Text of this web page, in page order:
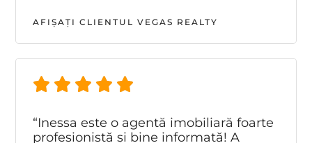
AFIȘAȚI CLIENTUL VEGAS REALTY
“Inessa este o agentă imobiliară foarte
profesionistă și bine informată! A